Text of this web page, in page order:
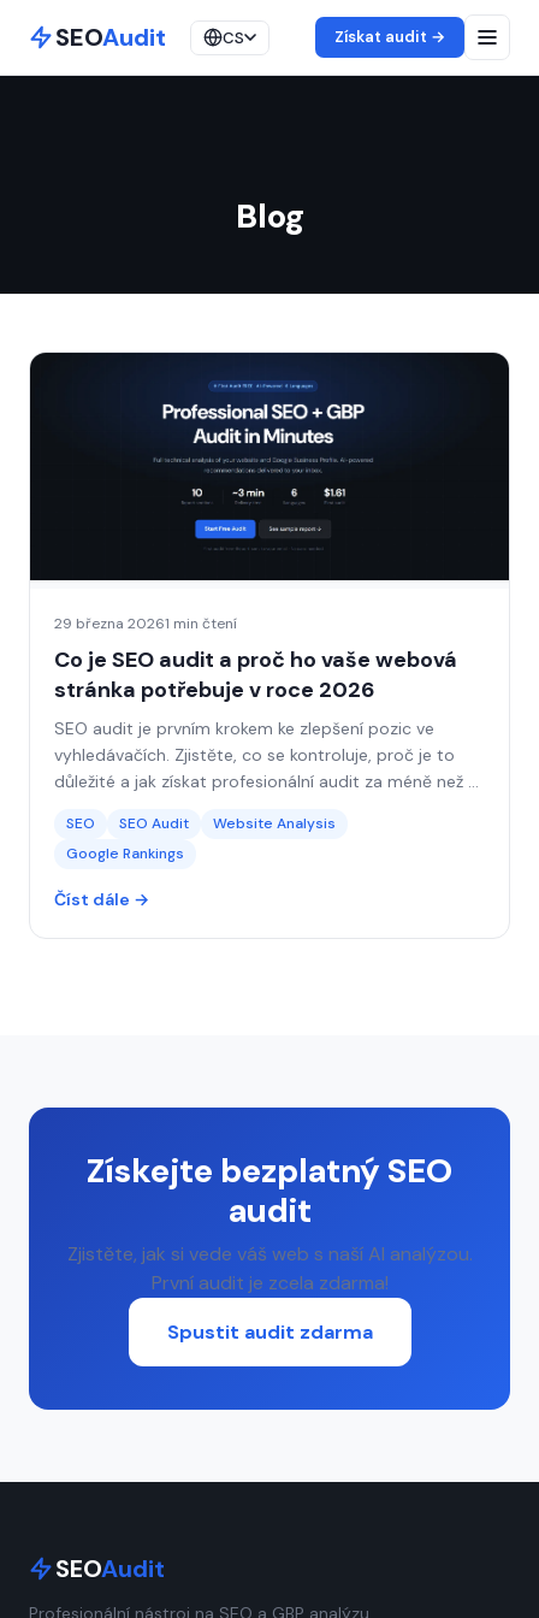
SEOAudit CS Získat audit →
Blog
29 března 20261 min čtení
Co je SEO audit a proč ho vaše webová
stránka potřebuje v roce 2026
SEO audit je prvním krokem ke zlepšení pozic ve
vyhledávačích. Zjistěte, co se kontroluje, proč je to
důležité a jak získat profesionální audit za méně než 5
SEO SEO Audit
Website Analysis
Google Rankings
Číst dále →
Získejte bezplatný SEO
audit
Zjistěte, jak si vede váš web s naší AI analýzou.
První audit je zcela zdarma!
Spustit audit zdarma
SEOAudit
Profesionální nástroj na SEO a GBP analýzu.